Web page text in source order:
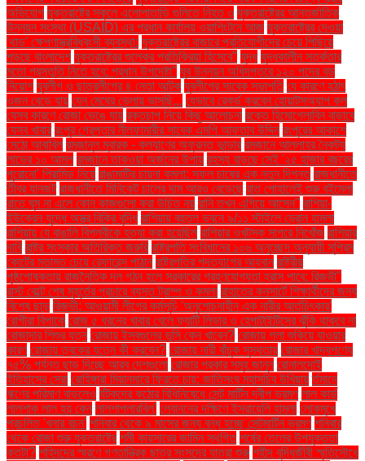
অভিযোগ যুক্তরাষ্ট্রে স্কুলে এলোপাতাড়ি গুলিতে নিহত ৩ যুক্তরাষ্ট্রের আন্তর্জাতিক
উন্নয়ন সংস্থা (USAID) এর প্রধান কার্যালয় ওয়াশিংটনে আজ যুক্তরাষ্ট্রের দেওয়া
'থাড' ক্ষেপণাস্ত্রবিধ্বংসী ব্যবস্থা: যুক্তরাষ্ট্রের বাজারে প্রতিযোগীদের চেয়ে পিছিয়ে
পড়ছে বাংলাদেশ যুক্তরাষ্ট্রের শুল্কের প্রতিক্রিয়া হিসেবে" যুদ্ধ যুদ্ধকালীন সতর্কতার
মতো প্রস্তুতি নিতে হবে: প্রধান উপদেষ্টা" যুব উন্নয়ন অধিদপ্তরে ১২০ পদের বড়
নিয়োগ যুবলীগ ও ছাত্রলীগের ৪ নেতা আটক যুবলীগের সাবেক সভাপতি যে কারণে হঠাৎ
ওজন বেড়ে যায় যেন মেঘের ভেলায় ভাসছি... যেভাবে রেকর্ড করবেন হোয়াটসঅ্যাপ কল
যেসব কারণে রোজা ভেঙে যায় রক্তচাপ নিয়ে কিছু আলোচনা রক্তে হিমোগ্লোবিন বাড়াবে
যেসব খাবার রংপুর গ্রেপ্তার নীলফামারীর সাবেক এমপি আফতাব উদ্দিন রংপুরের আকাশে
মেঠো আবাবিল রমজানুল মুবারক - কল্যাণের অফুরন্ত ভান্ডার রমজানে আল্লাহর নৈকট্য
লাভের ১০ আমল রমজানে তাকওয়া অর্জনের উপায় রহস্য বাড়ছে সেই '২৫ হাজার বছরের
পুরোনো' পিরামিড নিয়ে রাঙামাটির চায়না কমলা: সফল চাষের এক নতুন দিগন্ত রাজধানীতে
তীব্র যানজট রাজধানীতে মিনিকেট চালের দাম আরও বেড়েছে রাত পোহালেই শুরু বইমেলা
রাতে ঘুম না এলে কোন কাজগুলো করা উচিত নয় রানি তখন এগিয়ে আসেন" রাশিয়া-
ইউক্রেন যুদ্ধে অস্ত্র বিক্রি বৃদ্ধি রাশিয়ায় বহুতল ভবনে ৯/১১ স্টাইলে ড্রোন হামলা
রাশিয়ায় যে বাঙালি বিপ্লবীকে হত্যা করা হয়েছিল রাশিয়ার ওখটস্ক সাগরে নিখোঁজ রাশিয়ার
দাবি রাষ্ট্র সংস্কার অতিরিক্ত জরুরি রাষ্ট্রপতি সংবিধানের ১০৬ অনুচ্ছেদ অনুযায়ী সুপ্রিম
কোর্টের মতামত চেয়ে রেফারেন্স পাঠান রাষ্ট্রপতির পদত্যাগের আহ্বান রাষ্ট্রীয়
পৃষ্ঠপোষকতায় রাজনৈতিক দল গঠন হলে সরকারের গ্রহণযোগ্যতা হ্রাস পাবে: রিজভী"
রাস্ট বেল্টে শেষ মুহূর্তের প্রচারে ব্যস্ত ট্রাম্প ও কমলা রাহাতের কনসার্টে শিক্ষার্থীদের জন্য
বিশেষ ছাড় রিজভী: আওয়ামী লীগের কর্মসূচি 'অনুশোচনাহীন এক নারীর আর্তচিৎকার'
রোগীরা বিপাকে রোজ ৫ ধরনের খাবার খেলে ফ্যাটি লিভার ও হেপাটাইটিসের ঝুঁকি থাকবে না
রোজাদার শিশুর যত্ন রোজায় ইসবগুলের ভুসি কেন খাবেন? রোজায় গলা শুকিয়ে যাওয়ার
কারণ রোজায় ত্বকের যত্নে কী করবেন? রোজায় নারী বাঁচুক সুস্থতায় রোজার খাদ্যপণ্যে
৭৫% পর্যন্ত ছাড় দিচ্ছে আরব দেশগুলো রোজার প্রকার সমূহ জানুন রোনালদোই
ইতিহাসের সেরা রোহিঙ্গারা মিয়ানমারে ফিরতে চায়: জাতিসংঘ মহাসচিব উখিয়ায় র্তমানে
ঋণের পরিমাণ বাড়লেও র্যটকদের কঠোর বিধিনিষেধে সেন্ট মার্টিন দ্বীপ ভ্রমণ লাল কার্ড
লালশাক লাল হয় কেন লালশাপলারবিল' লেবাননের দক্ষিণে ইসরায়েলি হামলা লোকমুখে
প্রচলিত 'খনার বচন' শনিবার থেকে ৯ মাসের জন্য বন্ধ হচ্ছে সেন্টমার্টিন ভ্রমণ শনিবার
থেকে রোজা শুরু যুক্তরাষ্ট্রে শমী কায়সারের জামিন স্থগিত শর্ষের তেলের উপযুক্ততা
কতটা? শহিদদের স্মরণে গণতান্ত্রিক ছাত্র সংসদের যাত্রা শুরু শহীদ বুদ্ধিজীবী স্মৃতিসৌধে